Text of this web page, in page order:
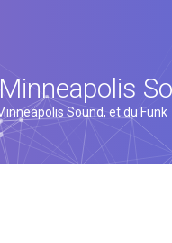
Sound, et du Funk